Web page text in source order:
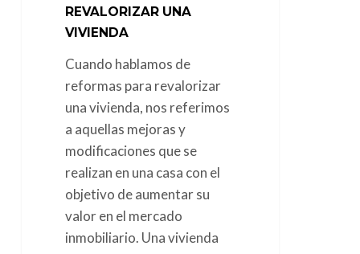
REVALORIZAR UNA
VIVIENDA
Cuando hablamos de
reformas para revalorizar
una vivienda, nos referimos
a aquellas mejoras y
modificaciones que se
realizan en una casa con el
objetivo de aumentar su
valor en el mercado
inmobiliario. Una vivienda